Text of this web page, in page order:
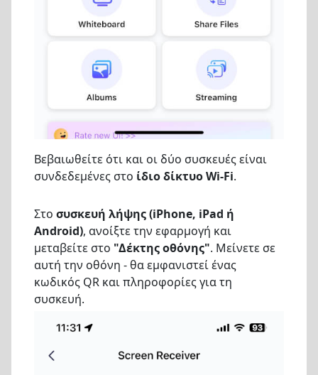
Βεβαιωθείτε ότι και οι δύο συσκευές είναι
συνδεδεμένες στο ίδιο δίκτυο Wi-Fi.
Στο συσκευή λήψης(iPhone, iPad ή
Android), ανοίξτε την εφαρμογή και
μεταβείτε στο "Δέκτης οθόνης". Μείνετε σε
αυτή την οθόνη - θα εμφανιστεί ένας
κωδικός QR και πληροφορίες για τη
συσκευή.